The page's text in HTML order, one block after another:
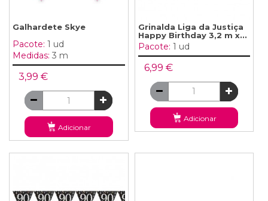
Galhardete Skye
Pacote: 1 ud
Medidas: 3 m
3,99 €
Adicionar
Grinalda Liga da Justiça
Happy Birthday 3,2 m x...
Pacote: 1 ud
6,99 €
Adicionar